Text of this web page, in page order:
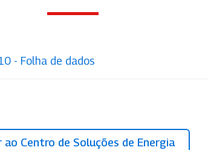
- Folha de dados
ao Centro de Soluções de Energia